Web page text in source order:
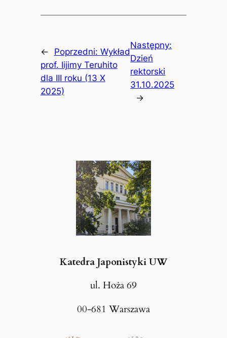
← Poprzedni: Wykład
prof. Iijimy Teruhito
dla III roku (13 X
2025)
Następny:
Dzień
rektorski
31.10.2025
→
Katedra Japonistyki UW
ul. Hoża 69
00-681 Warszawa